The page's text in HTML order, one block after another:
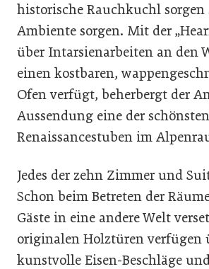
historische Rauchkuchl
Ambiente sorgen. Mit der
über Intarsienarbeiten an den
einen kostbaren,
Ofen verfügt, beherbergt der
Aussendung eine der
Renaissancestuben im
Jedes der zehn Zimmer und
Schon beim Betreten der
Gäste in eine andere Welt
originalen Holztüren verfügen
kunstvolle Eisen-Beschläge